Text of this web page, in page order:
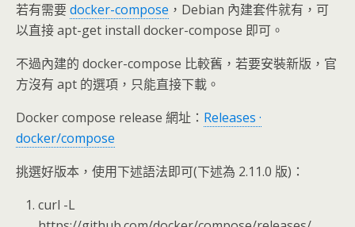
若有需要docker-compose ，Debian 內建套件就有，可
以直接 apt-get install docker-compose 即可。
不過內建的 docker-compose 比較舊，若要安裝新版，官
方沒有 apt 的選項，只能直接下載。
Docker compose release 網址： Releases ·
docker/compose
挑選好版本，使用下述語法即可(下述為 2.11.0 版)：
curl -L